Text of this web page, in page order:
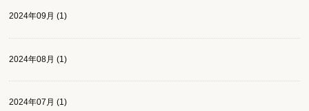
2024年09月 (1)
2024年08月 (1)
2024年07月 (1)